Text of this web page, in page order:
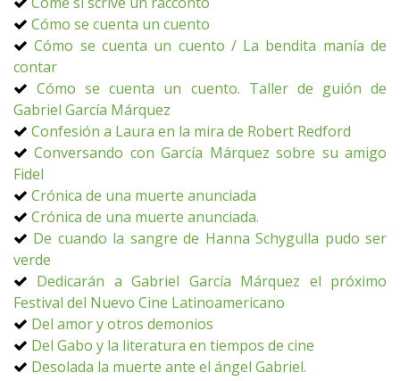
Cómo se cuenta un cuento
Cómo se cuenta un cuento / La bendita manía de
contar
Cómo se cuenta un cuento. Taller de guión de
Gabriel García Márquez
Confesión a Laura en la mira de Robert Redford
Conversando con García Márquez sobre su amigo
Fidel
Crónica de una muerte anunciada
Crónica de una muerte anunciada.
De cuando la sangre de Hanna Schygulla pudo ser
verde
Dedicarán a Gabriel García Márquez el próximo
Festival del Nuevo Cine Latinoamericano
Del amor y otros demonios
Del Gabo y la literatura en tiempos de cine
Desolada la muerte ante el ángel Gabriel.